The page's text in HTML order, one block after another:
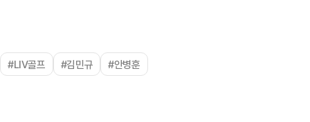
#LIV골프 #김민규 #안병훈